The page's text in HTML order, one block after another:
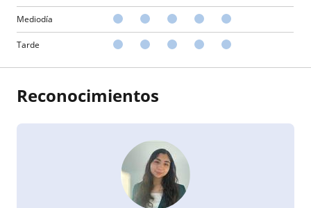
Mediodía
Tarde
Reconocimientos